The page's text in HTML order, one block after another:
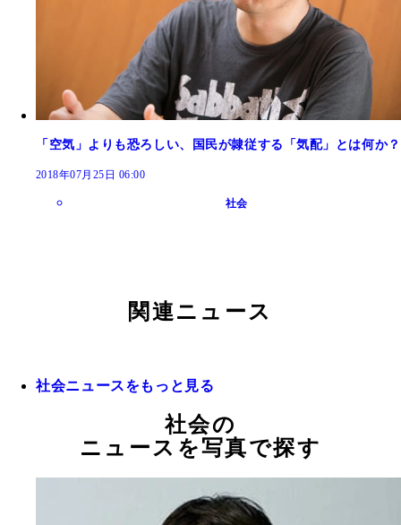
「空気」よりも恐ろしい、国民が隷従する「気配」とは何か？
2018年07月25日 06:00
社会
関連ニュース
社会ニュースをもっと見る
社会の
ニュースを写真で探す